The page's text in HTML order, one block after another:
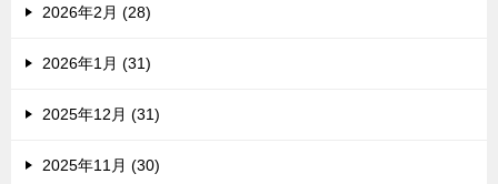
2026年2月 (28)
2026年1月 (31)
2025年12月 (31)
2025年11月 (30)